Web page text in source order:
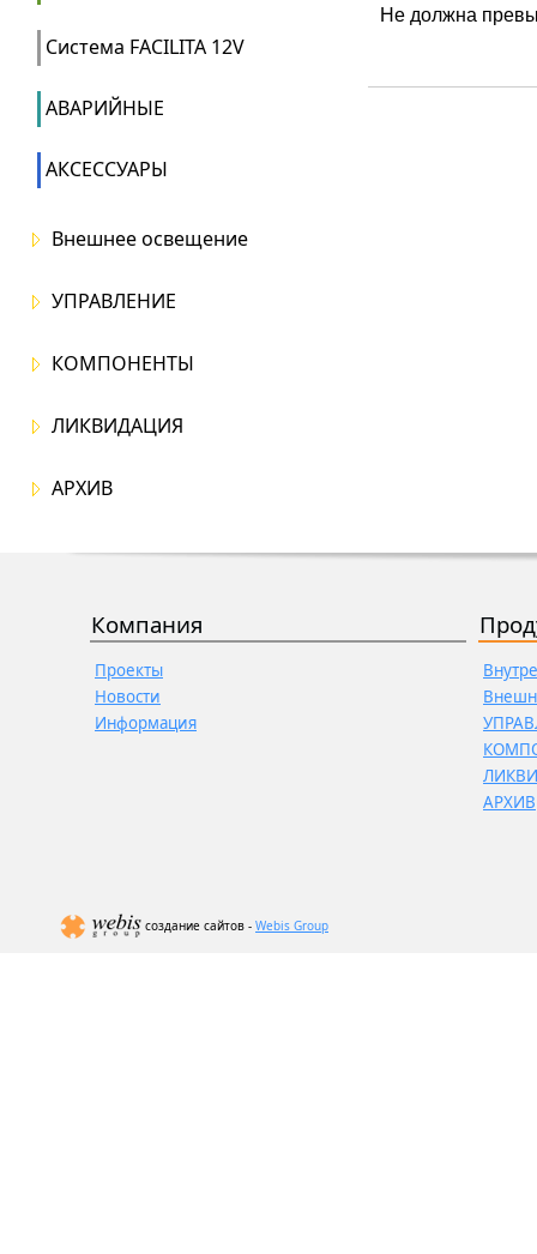
Система FACILITA 12V
АВАРИЙНЫЕ
АКСЕССУАРЫ
Внешнее освещение
УПРАВЛЕНИЕ
КОМПОНЕНТЫ
ЛИКВИДАЦИЯ
АРХИВ
Не должна
Компания
Проекты
Новости
Информация
АРХИВ
создание сайтов - Webis Group